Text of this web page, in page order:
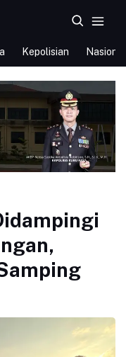
Kepolisian Nasional